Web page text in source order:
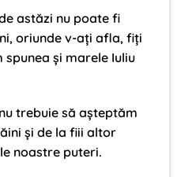
astăzi nu poate fi
oriunde v-aţi afla, fiţi
spunea şi marele Iuliu
trebuie să aşteptăm
şi de la fiii altor
noastre puteri.